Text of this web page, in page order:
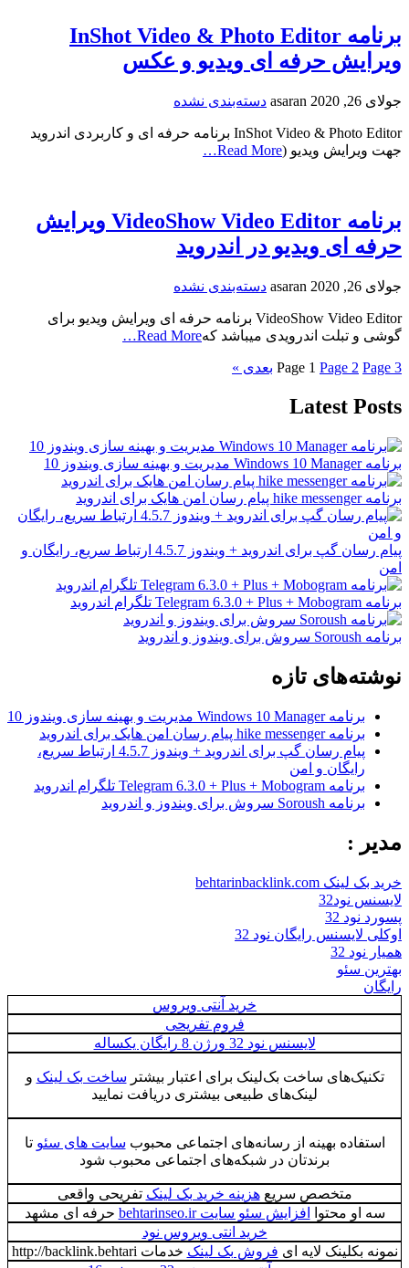
برنامه InShot Video & Photo Editor
ویرایش حرفه ای ویدیو و عکس
جولای 26, 2020 asaran دسته‌بندی نشده
InShot Video & Photo Editor برنامه حرفه ای و کاربردی اندروید
جهت ویرایش ویدیو (Read More…
برنامه VideoShow Video Editor ویرایش
حرفه ای ویدیو در اندروید
جولای 26, 2020 asaran دسته‌بندی نشده
VideoShow Video Editor برنامه حرفه ای ویرایش ویدیو برای
گوشی و تبلت اندرویدی میباشد کهRead More…
Page 1 Page 2 Page 3 بعدی »
Latest Posts
برنامه Windows 10 Manager مدیریت و بهینه سازی ویندوز 10
برنامه hike messenger پیام‌ رسان‌ امن هایک برای اندروید
پیام رسان گپ برای اندروید + ویندوز 4.5.7 ارتباط سریع، رایگان و
امن
برنامه Telegram 6.3.0 + Plus + Mobogram تلگرام اندروید
برنامه Soroush سروش برای ویندوز و اندروید
نوشته‌های تازه
برنامه Windows 10 Manager مدیریت و بهینه سازی ویندوز 10
برنامه hike messenger پیام‌ رسان‌ امن هایک برای اندروید
پیام رسان گپ برای اندروید + ویندوز 4.5.7 ارتباط سریع،
رایگان و امن
برنامه Telegram 6.3.0 + Plus + Mobogram تلگرام اندروید
برنامه Soroush سروش برای ویندوز و اندروید
مدیر :
خرید بک لینک behtarinbacklink.com
لایسنس نود32
پسورد نود 32
اوکلی لایسنس رایگان نود 32
همیار نود 32
بهترین سئو
رایگان
خرید آنتی ویروس
فروم تفریحی
لایسنس نود 32 ورژن 8 رایگان یکساله
تکنیک‌های ساخت بک‌لینک برای اعتبار بیشتر ساخت بک لینک و
لینک‌های طبیعی بیشتری دریافت نمایید
استفاده بهینه از رسانه‌های اجتماعی محبوب سایت های سئو تا
برندتان در شبکه‌های اجتماعی محبوب شود
متخصص سریعهزینه خرید بک لینک تفریحی واقعی
سه او محتوا
افزایش سئو سایت behtarinseo.ir
حرفه ای مشهد
خرید انتی ویروس نود
نمونه بکلینک لایه ای فروش بک لینک خدمات http://backlink.behtari